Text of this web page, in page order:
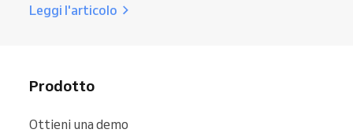
Leggi l'articolo
Prodotto
Ottieni una demo